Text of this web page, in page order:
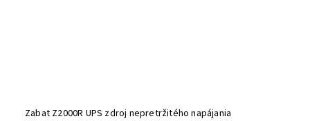
Zabat Z2000R UPS zdroj nepretržitého napájania